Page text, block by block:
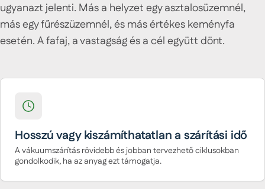
ugyanazt jelenti. Más a helyzet egy asztalosüzemnél,
más egy fűrészüzemnél, és más értékes keményfa
esetén. A fafaj, a vastagság és a cél együtt dönt.
Hosszú vagy kiszámíthatatlan a szárítási idő
A vákuumszárítás rövidebb és jobban tervezhető ciklusokban
gondolkodik, ha az anyag ezt támogatja.